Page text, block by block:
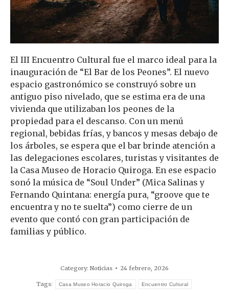
El III Encuentro Cultural fue el marco ideal para la
inauguración de “El Bar de los Peones”. El nuevo
espacio gastronómico se construyó sobre un
antiguo piso nivelado, que se estima era de una
vivienda que utilizaban los peones de la
propiedad para el descanso. Con un menú
regional, bebidas frías, y bancos y mesas debajo de
los árboles, se espera que el bar brinde atención a
las delegaciones escolares, turistas y visitantes de
la Casa Museo de Horacio Quiroga. En ese espacio
sonó la música de “Soul Under” (Mica Salinas y
Fernando Quintana: energía pura, “groove que te
encuentra y no te suelta”) como cierre de un
evento que contó con gran participación de
familias y público.
Category: Noticias 24 febrero, 2026
Tags: Casa Museo Horacio Quiroga Encuentro Cultural